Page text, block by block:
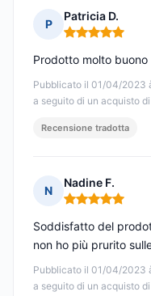
P
Patricia D.
Nota: 5 su 5
Pubblicato il 01/04/2023
a seguito di un acquisto
Prodotto molto buono
Recensione tradotta
N
Nadine F.
Nota: 5 su 5
Pubblicato il 01/04/2023
a seguito di un acquisto
Soddisfatto del
non ho più prurito